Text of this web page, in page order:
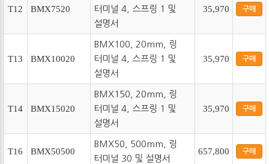
T12 BMX7520
터미널 4, 스프링 1 및
설명서
35,970 구매
T13 BMX10020
BMX100, 20mm, 링
터미널 4, 스프링 1 및
설명서
35,970 구매
T14 BMX15020
BMX150, 20mm, 링
터미널 4, 스프링 1 및
설명서
35,970 구매
T16 BMX50500
BMX50, 500mm, 링
터미널 30 및 설명서
657,800 구매